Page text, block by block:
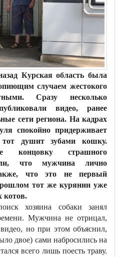
Курская область была
случаем жестокого
Сразу несколько
видео, ранее
сети региона. На кадрах
спокойно придерживает
душит зубами кошку.
концовку страшного
что мужчина лично
что это не первый
тот же курянин уже
котов.
хозяина собаки занял
Мужчина не отрицал,
но при этом объяснил,
двое) сами набросились на
всего лишь поесть траву.